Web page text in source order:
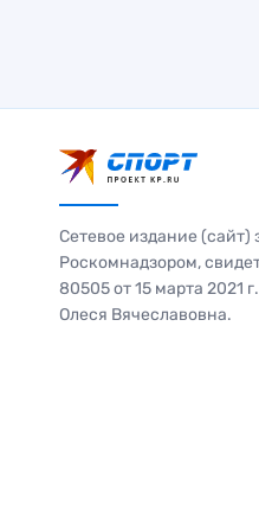
Сетевое издание (сайт)
Роскомнадзором,
80505 от 15 марта 2021
Олеся Вячеславовна.